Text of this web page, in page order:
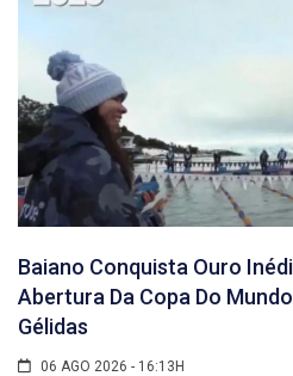
Baiano Conquista Ouro
Abertura Da Copa Do
Gélidas
06 AGO 2026 - 16:13H